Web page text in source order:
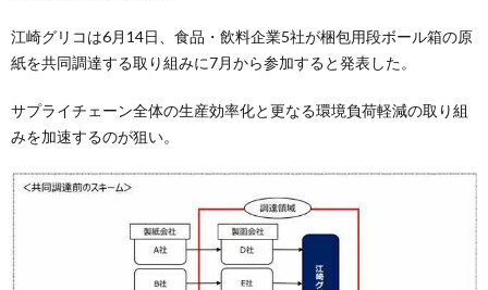
江崎グリコは6月14日、食品・飲料企業5社が梱包用段ボール箱の原
紙を共同調達する取り組みに7月から参加すると発表した。
サプライチェーン全体の生産効率化と更なる環境負荷軽減の取り組
みを加速するのが狙い。